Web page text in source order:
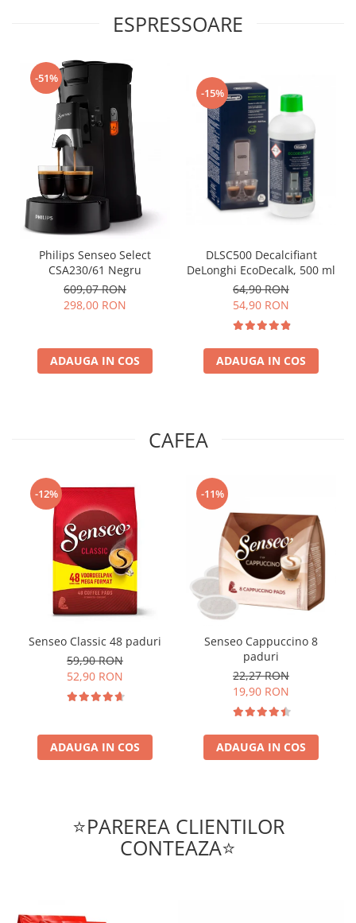
ESPRESSOARE
-51%
Philips Senseo Select
CSA230/61 Negru
609,07 RON
298,00 RON
ADAUGA IN COS
-15%
DLSC500 Decalcifiant
DeLonghi EcoDecalk, 500 ml
64,90 RON
54,90 RON
ADAUGA IN COS
CAFEA
-12%
Senseo Classic 48 paduri
59,90 RON
52,90 RON
ADAUGA IN COS
-11%
Senseo Cappuccino 8
paduri
22,27 RON
19,90 RON
ADAUGA IN COS
⭐PAREREA CLIENTILOR
CONTEAZA⭐